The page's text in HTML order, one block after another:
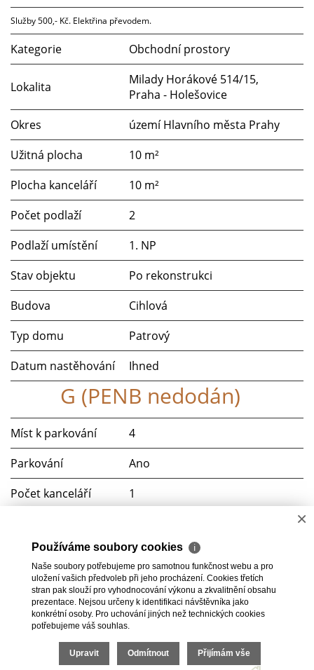
Služby 500,- Kč. Elektřina převodem.
Kategorie Obchodní prostory
Lokalita
Milady Horákové 514/15,
Praha - Holešovice
Okres
území Hlavního města Prahy
Užitná plocha
10 m²
Plocha kanceláří
10 m²
Počet podlaží
2
Podlaží umístění
1. NP
Stav objektu
Po rekonstrukci
Budova
Cihlová
Typ domu
Patrový
Datum nastěhování
Ihned
G (PENB nedodán)
Míst k parkování
4
Parkování
Ano
Počet kanceláří
1
Telekomunikace
Internet
Doprava
MHD
2026 © HomeGo.cz, všechna práva vyhrazena |Cookies
×
Používáme soubory cookies ℹ
Naše soubory potřebujeme pro samotnou funkčnost webu a pro
uložení vašich předvoleb při jeho procházení. Cookies třetích
stran pak slouží pro vyhodnocování výkonu a zkvalitnění obsahu
prezentace. Nejsou určeny k identifikaci návštěvníka jako
konkrétní osoby. Pro uchování jiných než technických cookies
potřebujeme váš souhlas.
Upravit Odmítnout Přijímám vše